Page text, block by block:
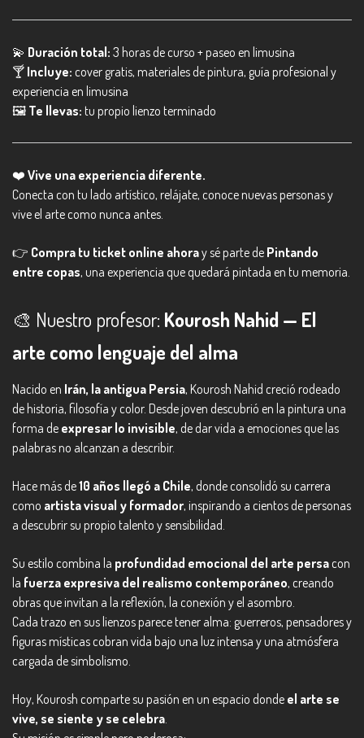
💫 Duración total: 3 horas de curso + paseo en limusina
🍸 Incluye: cover gratis, materiales de pintura, guía profesional y
experiencia en limusina
🖼️ Te llevas: tu propio lienzo terminado
❤️ Vive una experiencia diferente.
Conecta con tu lado artístico, relájate, conoce nuevas personas y
vive el arte como nunca antes.
👉 Compra tu ticket online ahoray sé parte de Pintando
entre copas, una experiencia que quedará pintada en tu memoria.
🎨 Nuestro profesor: Kourosh Nahid — El
arte como lenguaje del alma
Nacido en Irán, la antigua Persia, Kourosh Nahid creció rodeado
de historia, filosofía y color. Desde joven descubrió en la pintura una
forma de expresar lo invisible, de dar vida a emociones que las
palabras no alcanzan a describir.
Hace más de10 años llegó a Chile, donde consolidó su carrera
como artista visual y formador, inspirando a cientos de personas
a descubrir su propio talento y sensibilidad.
Su estilo combina la profundidad emocional del arte persa con
la fuerza expresiva del realismo contemporáneo, creando
obras que invitan a la reflexión, la conexión y el asombro.
Cada trazo en sus lienzos parece tener alma: guerreros, pensadores y
figuras místicas cobran vida bajo una luz intensa y una atmósfera
cargada de simbolismo.
Hoy, Kourosh comparte su pasión en un espacio donde el arte se
vive, se siente y se celebra.